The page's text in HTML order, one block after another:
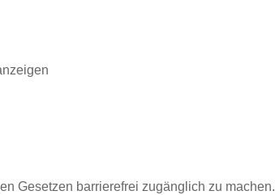
Gesetzen barrierefrei zugänglich zu machen.